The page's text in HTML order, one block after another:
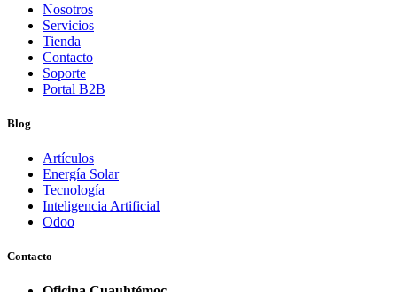
Nosotros
Servicios
Tienda
Contacto
Soporte
Portal B2B
Blog
Artículos
Energía Solar
Tecnología
Inteligencia Artificial
Odoo
Contacto